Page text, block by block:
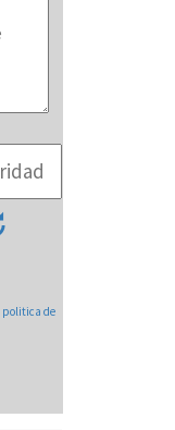
politica de